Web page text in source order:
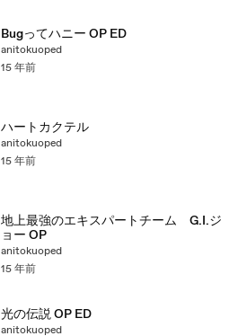
Bugってハニー OP ED
anitokuoped
15 年前
ハートカクテル
anitokuoped
15 年前
地上最強のエキスパートチーム G.I.ジ
ョー OP
anitokuoped
15 年前
光の伝説 OP ED
anitokuoped